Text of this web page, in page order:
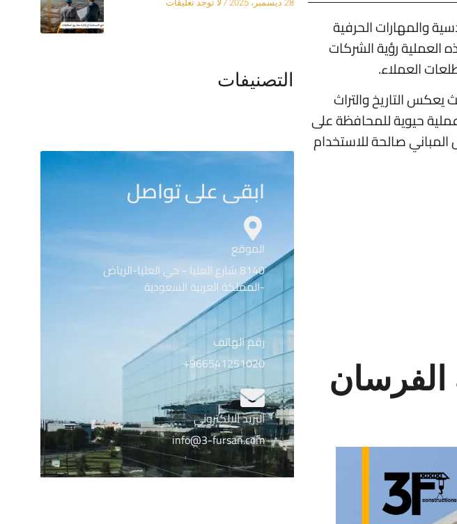
والمهارات الحرفية
رؤية الشركات
العملاء.
التاريخ والتراث
عملية حيوية للمحافظة على
المباني صالحة للاستخدام
التصنيفات
ابقى على تواصل
الموقع
8140 شارع العليا - حي العليا-الرياض
-المملكة العربية السعودية
رقم الهاتف
966541251020+
البريد الالكتروني
info@3-fursan.com